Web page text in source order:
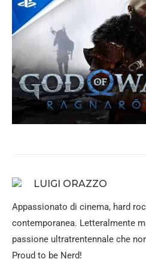
LUIGI ORAZZO
Appassionato di cinema, hard
contemporanea. Letteralmente
passione ultratrentennale che
Proud to be Nerd!